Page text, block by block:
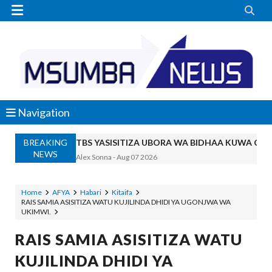
 
Navigation
BREAKING
NEWS
TBS YASISITIZA UBORA WA BIDHAA KUWA
Alex Sonna -Aug 07 2026
Unknown
WACHIMBAJI WADOGO NAMUNGO
EWURA KANDA YA KATI YATOA WITO
Alex Sonna - Aug 07 2026
WASIRA AWAPONGEZA NA
Home AFYA Habari
Kitaifa
RAIS SAMIA ASISITIZA WATU KUJILINDA DHIDI YA UGONJWA WA
UKIMWI.
RAIS SAMIA ASISITIZA WATU
KUJILINDA DHIDI YA